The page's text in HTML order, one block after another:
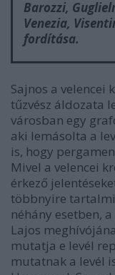
Barozzi,
Venezia,
fordítása.
Sajnos a velencei
tűzvész áldozata
városban egy
aki lemásolta a
is, hogy
Mivel a velencei
érkező
többnyire
néhány esetben,
Lajos
mutatja e levél
mutatnak a levél